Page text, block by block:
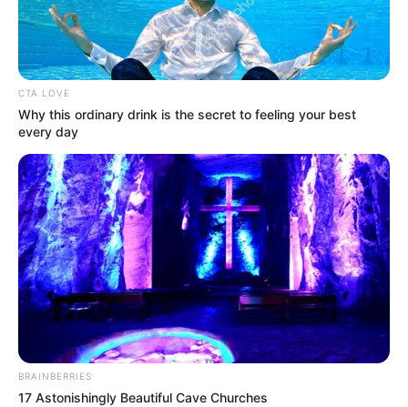
CTA LOVE
Why this ordinary drink is the secret to feeling your best
every day
BRAINBERRIES
17 Astonishingly Beautiful Cave Churches